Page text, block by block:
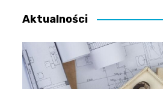
Aktualności